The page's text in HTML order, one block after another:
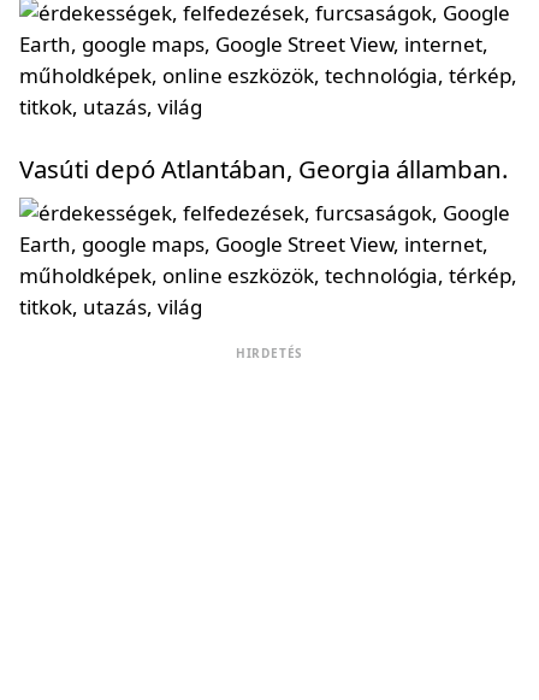
Vasúti depó Atlantában, Georgia államban.
HIRDETÉS